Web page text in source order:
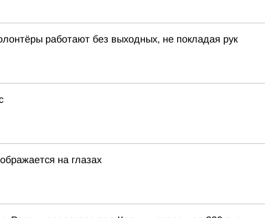
работают без выходных, не покладая рук
на глазах